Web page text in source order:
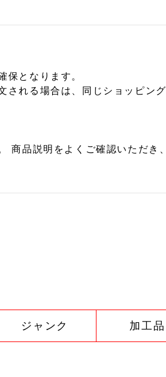
保となります。
される場合は、同じショッピング
商品説明をよくご確認いただき、
ジャンク 加工品